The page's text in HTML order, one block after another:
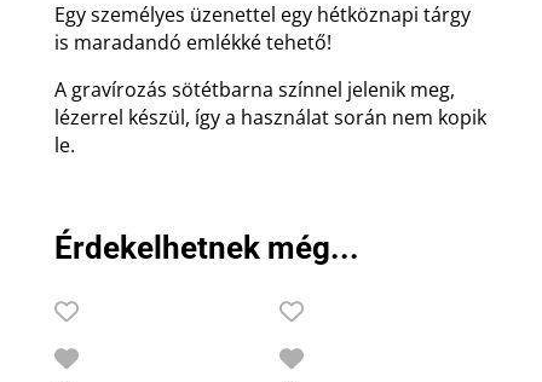
Egy személyes üzenettel egy hétköznapi tárgy
is maradandó emlékké tehető!
A gravírozás sötétbarna színnel jelenik meg,
lézerrel készül, így a használat során nem kopik
le.
Érdekelhetnek még...